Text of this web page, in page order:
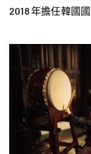
2018 年擔任韓國